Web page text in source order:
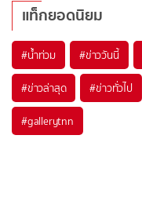
แท็กยอดนิยม
#น้ำท่วม #ข่าววันนี้
#ข่าวล่าสุด #ข่าวทั่วไป
#gallerytnn